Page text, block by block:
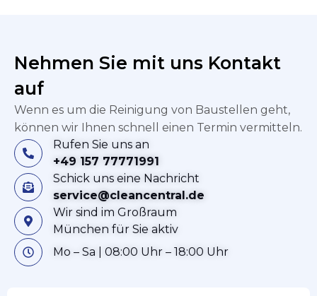
Nehmen Sie mit uns Kontakt
auf
Wenn es um die Reinigung von Baustellen geht,
können wir Ihnen schnell einen Termin vermitteln.
Rufen Sie uns an
+49 157 77771991
Schick uns eine Nachricht
service@cleancentral.de
Wir sind im Großraum
München für Sie aktiv
Mo – Sa | 08:00 Uhr – 18:00 Uhr